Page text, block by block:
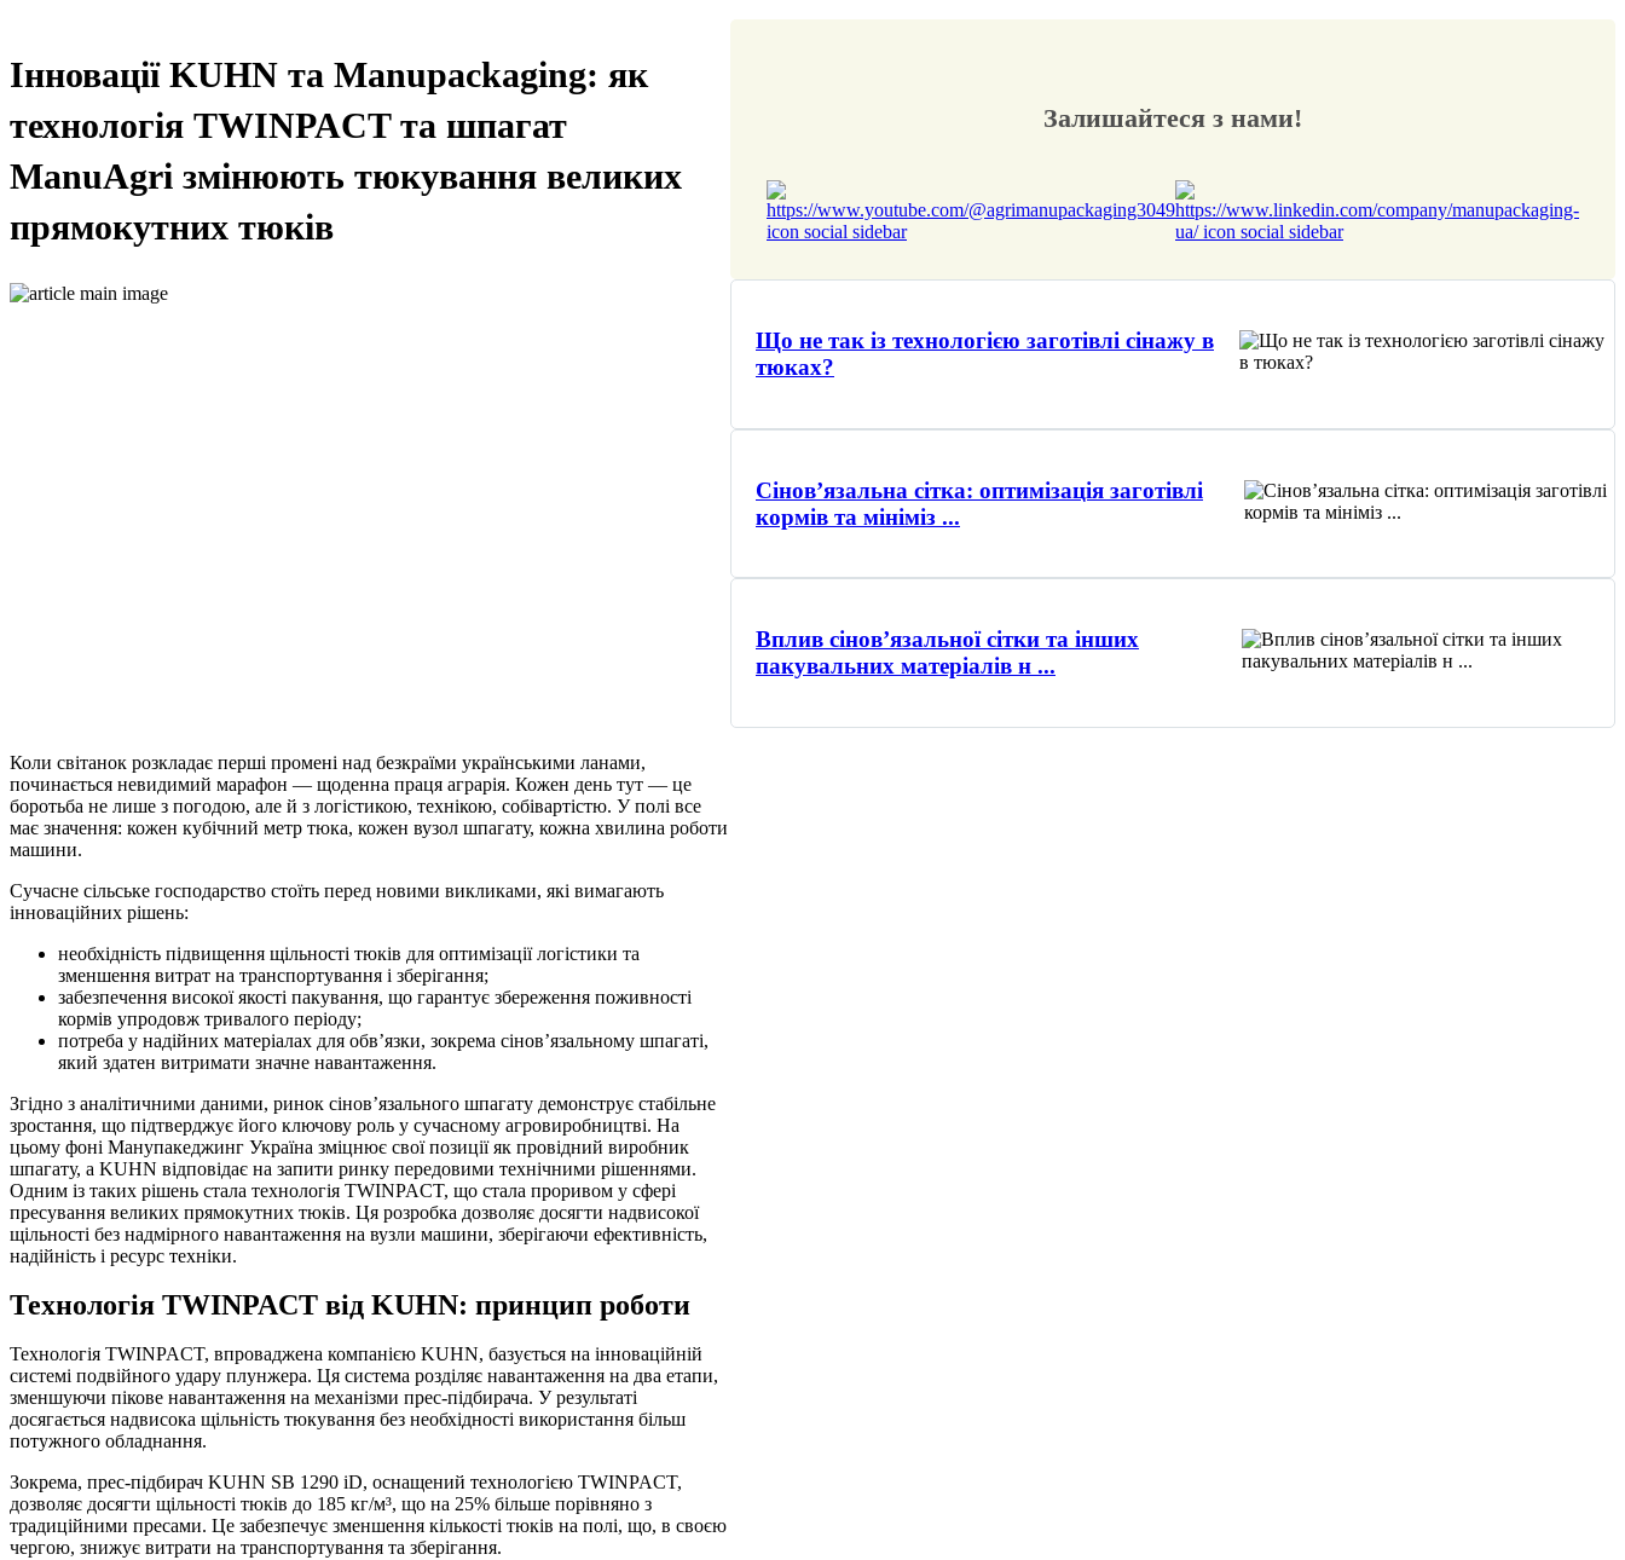
Інновації KUHN та Manupackaging: як
технологія TWINPACT та шпагат
ManuAgri змінюють тюкування великих
прямокутних тюків
Коли світанок розкладає перші промені над безкраїми українськими ланами,
починається невидимий марафон — щоденна праця аграрія. Кожен день тут — це
боротьба не лише з погодою, але й з логістикою, технікою, собівартістю. У полі все
має значення: кожен кубічний метр тюка, кожен вузол шпагату, кожна хвилина роботи
машини.
Сучасне сільське господарство стоїть перед новими викликами, які вимагають
інноваційних рішень:
необхідність підвищення щільності тюків для оптимізації логістики та
зменшення витрат на транспортування і зберігання;
забезпечення високої якості пакування, що гарантує збереження поживності
кормів упродовж тривалого періоду;
потреба у надійних матеріалах для обв’язки, зокрема сінов’язальному шпагаті,
який здатен витримати значне навантаження.
Згідно з аналітичними даними, ринок сінов’язального шпагату демонструє стабільне
зростання, що підтверджує його ключову роль у сучасному агровиробництві. На
цьому фоні Манупакеджинг Україна зміцнює свої позиції як провідний виробник
шпагату, а KUHN відповідає на запити ринку передовими технічними рішеннями.
Одним із таких рішень стала технологія TWINPACT, що стала проривом у сфері
пресування великих прямокутних тюків. Ця розробка дозволяє досягти надвисокої
щільності без надмірного навантаження на вузли машини, зберігаючи ефективність,
надійність і ресурс техніки.
Технологія TWINPACT від KUHN: принцип роботи
Технологія TWINPACT, впроваджена компанією KUHN, базується на інноваційній
системі подвійного удару плунжера. Ця система розділяє навантаження на два етапи,
зменшуючи пікове навантаження на механізми прес-підбирача. У результаті
досягається надвисока щільність тюкування без необхідності використання більш
потужного обладнання.
Зокрема, прес-підбирач KUHN SB 1290 iD, оснащений технологією TWINPACT,
дозволяє досягти щільності тюків до 185 кг/м³, що на 25% більше порівняно з
традиційними пресами. Це забезпечує зменшення кількості тюків на полі, що, в своєю
чергою, знижує витрати на транспортування та зберігання.
Залишайтеся з нами!
Що не так із технологією заготівлі сінажу в
тюках?
Сінов’язальна сітка: оптимізація заготівлі
кормів та мініміз ...
Вплив сінов’язальної сітки та інших
пакувальних матеріалів н ...